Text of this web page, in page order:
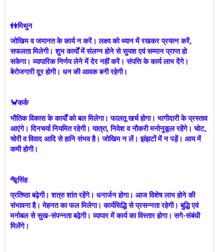
👫मिथुन
जोखिम व जमानत के कार्य न करें। लक्ष्य को ध्यान में रखकर प्रयत्न करें,
सफलता मिलेगी। शुभ कार्यों में संलग्न होने से सुयश एवं सम्मान प्राप्त हो
सकेगा। व्यापारिक निर्णय लेने में देर नहीं करें। संपत्ति के कार्य लाभ देंगे।
बेरोजगारी दूर होगी। धन की आवक बनी रहेगी।
🦀कर्क
भौतिक विकास के कार्यों को बल मिलेगा। फालतू खर्च होगा। भागीदारी के प्रस्ताव
आएंगे। दिनचर्या नियमित रहेगी। यात्रा, निवेश व नौकरी मनोनुकूल रहेंगे। चोट,
चोरी व विवाद आदि से हानि संभव है। जोखिम न लें। झंझटों में न पड़ें। आय में
कमी होगी।
🐅सिंह
प्रतिष्ठा बढ़ेगी। शत्रु शांत रहेंगे। धनार्जन होगा। आज विशेष लाभ होने की
संभावना है। मेहनत का फल मिलेगा। कार्यसिद्धि से प्रसन्नता रहेगी। बुद्धि एवं
मनोबल से सुख-संपन्नता बढ़ेगी। व्यापार में कार्य का विस्तार होगा। सगे-संबंधी
मिलेंगे।